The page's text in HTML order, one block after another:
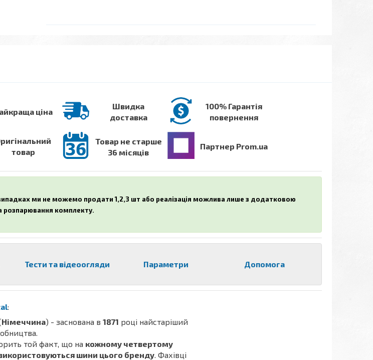
ціна
Швидка
доставка
100% Гарантія
повернення
товар
Товар не старше
36 місяців
Партнер Prom.ua
ми не можемо продати 1,2,3 шт або реалізація можлива лише з додатковою
розпарювання комплекту.
Тести та відеоогляди Параметри Допомога
:
Німеччина) - заснована в 1871 році найстаріший
той факт, що на кожному четвертому
шини цього бренду. Фахівці